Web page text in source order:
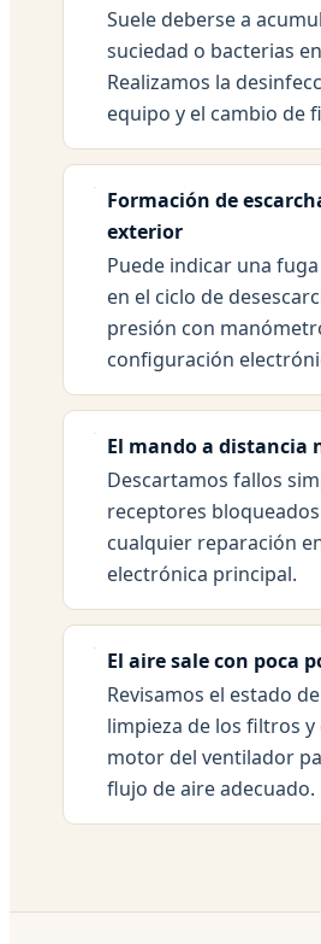
Suele deberse a
suciedad o bacterias
Realizamos la
equipo y el cambio de
Formación de
exterior
Puede indicar una
en el ciclo de
presión con
configuración
El mando a distancia
Descartamos fallos
receptores
cualquier reparación
electrónica principal.
El aire sale con poca
Revisamos el estado
limpieza de los filtros
motor del ventilador
flujo de aire adecuado.